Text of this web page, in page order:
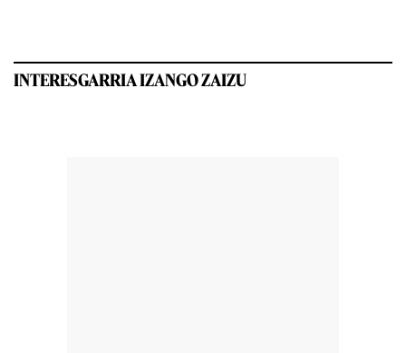
INTERESGARRIA IZANGO ZAIZU